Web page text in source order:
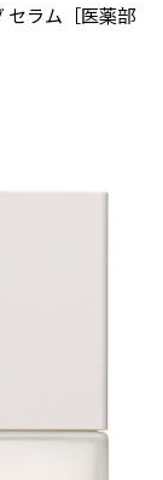
セラム［医薬部